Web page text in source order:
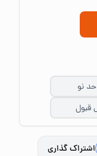
نو
قبول
اشتراک گذاری